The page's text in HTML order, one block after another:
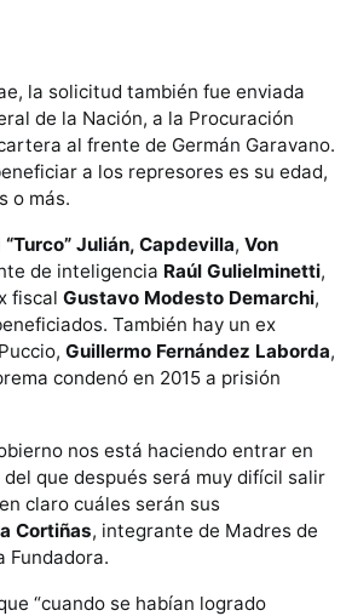
la solicitud también fue enviada
de la Nación, a la Procuración
al frente de Germán Garavano.
a los represores es su edad,
o más.
“Turco” Julián, Capdevilla, Von
de inteligencia Raúl Gulielminetti,
fiscal Gustavo Modesto Demarchi,
También hay un ex
Guillermo Fernández Laborda,
condenó en 2015 a prisión
nos está haciendo entrar en
que después será muy difícil salir
claro cuáles serán sus
Cortiñas, integrante de Madres de
Fundadora.
“cuando se habían logrado